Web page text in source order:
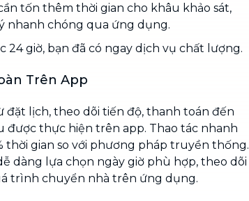
tốn thêm thời gian cho khâu khảo sát,
nhanh chóng qua ứng dụng.
24 giờ, bạn đã có ngay dịch vụ chất lượng.
Trên App
đặt lịch, theo dõi tiến độ, thanh toán đến
được thực hiện trên app. Thao tác nhanh
thời gian so với phương pháp truyền thống.
dàng lựa chọn ngày giờ phù hợp, theo dõi
trình chuyển nhà trên ứng dụng.